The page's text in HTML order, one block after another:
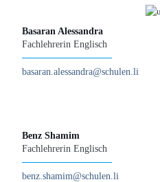
Basaran Alessandra
Fachlehrerin Englisch
basaran.alessandra@­­schulen.li
Benz Shamim
Fachlehrerin Englisch
benz.shamim@­­schulen.li